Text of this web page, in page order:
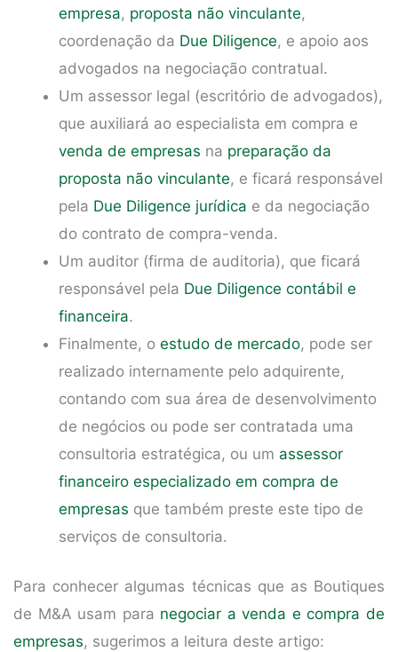
empresa, proposta não vinculante,
coordenação da Due Diligence, e apoio aos
advogados na negociação contratual.
Um assessor legal (escritório de advogados),
que auxiliará ao especialista em compra e
venda de empresas na preparação da
proposta não vinculante, e ficará responsável
pela Due Diligence jurídica e da negociação
do contrato de compra-venda.
Um auditor (firma de auditoria), que ficará
responsável pela Due Diligence contábil e
financeira.
Finalmente, o estudo de mercado, pode ser
realizado internamente pelo adquirente,
contando com sua área de desenvolvimento
de negócios ou pode ser contratada uma
consultoria estratégica, ou um assessor
financeiro especializado em compra de
empresas que também preste este tipo de
serviços de consultoria.
Para conhecer algumas técnicas que as Boutiques
de M&A usam para negociar a venda e compra de
empresas, sugerimos a leitura deste artigo: